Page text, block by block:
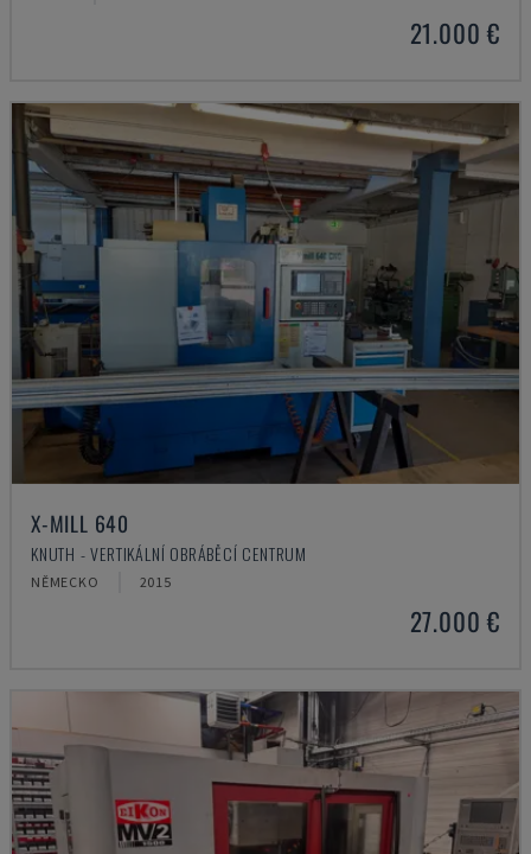
21.000 €
X-MILL 640
KNUTH - VERTIKÁLNÍ OBRÁBĚCÍ CENTRUM
NĚMECKO 2015
27.000 €